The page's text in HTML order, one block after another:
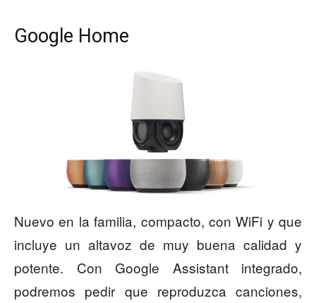
Google Home
Nuevo en la familia, compacto, con WiFi y que
incluye un altavoz de muy buena calidad y
potente. Con Google Assistant integrado,
podremos pedir que reproduzca canciones,